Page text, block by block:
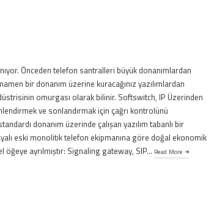
Önceden telefon santralleri büyük donanımlardan
bir donanım üzerine kuracağınız yazılımlardan
omurgası olarak bilinir. Softswitch, IP Üzerinden
ve sonlandırmak için çağrı kontrolünü
donanım üzerinde çalışan yazılım tabanlı bir
eski monolitik telefon ekipmanına göre doğal ekonomik
ayrılmıştır: Signaling gateway, SIP… Read More